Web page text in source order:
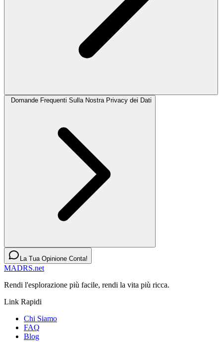
Domande Frequenti Sulla Nostra Privacy dei Dati
La Tua Opinione Conta!
MADRS.net
Rendi l'esplorazione più facile, rendi la vita più ricca.
Link Rapidi
Chi Siamo
FAQ
Blog